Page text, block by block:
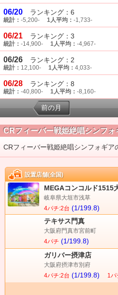
06/20 ランキング：6
統計： -5,200- 1人平均： -1,733-
06/21 ランキング：3
統計： -14,900- 1人平均： -4,967-
06/26 ランキング：2
統計： 12,100- 1人平均： 4,033-
06/28 ランキング：8
統計： -40,800- 1人平均： -8,160-
前の月
CRフィーバー戦姫絶唱シンフォ
CRフィーバー戦姫絶唱シンフォギア
設置店舗(全国)
MEGAコンコルド1515
岐阜県大垣市浅草
4パチ:2台 (1/199.8)
テキサス門真
大阪府門真市宮前町
4パチ (1/199.8)
ガリバー摂津店
大阪府摂津市別府
4パチ:2台 (1/199.8) 1パ